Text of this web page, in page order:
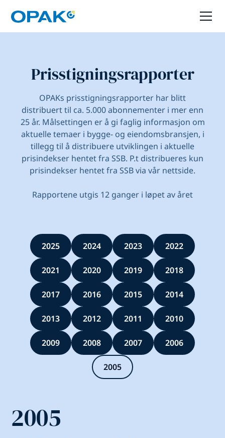
Prisstigningsrapporter
OPAKs prisstigningsrapporter har blitt
distribuert til ca. 5.000 abonnementer i mer enn
25 år. Målsettingen er å gi faglig informasjon om
aktuelle temaer i bygge- og eiendomsbransjen, i
tillegg til å distribuere utviklingen i aktuelle
prisindekser hentet fra SSB. P.t distribueres kun
prisindekser hentet fra SSB via vår nettside.
Rapportene utgis 12 ganger i løpet av året
2025 2024 2023 2022
2021 2020 2019 2018
2017 2016 2015 2014
2013 2012 2011 2010
2009 2008 2007 2006
2005
2005